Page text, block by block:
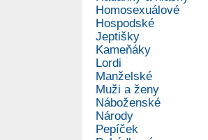
Homosexuálové
Hospodské
Jeptišky
Kameňáky
Lordi
Manželské
Muži a ženy
Náboženské
Národy
Pepíček